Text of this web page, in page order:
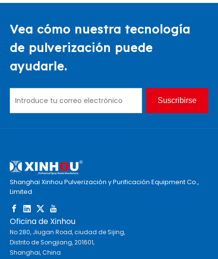
Vea cómo nuestra tecnología
de pulverización puede
ayudarle.
Suscribirse
Shanghai Xinhou Pulverización y Purificación Equipment Co.,
Limited
Oficina de Xinhou
No.280, Jiugan Road, ciudad de Sijing,
Distrito de Songjiang, 201601,
Shanghai, China